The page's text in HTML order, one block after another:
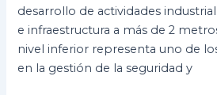
desarrollo de actividades
e infraestructura a más de 2
nivel inferior representa uno de
en la gestión de la seguridad y